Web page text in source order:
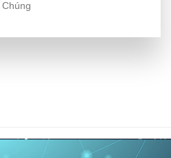
Chúng